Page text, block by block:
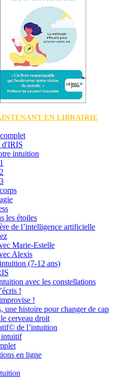
EN LIBRAIRIE
d'IRIS
intuition
les étoiles
de l’intelligence artificielle
Marie-Estelle
Alexis
(7-12 ans)
avec les constellations
!
!
une histoire pour changer de cap
cerveau droit
de l’intuition
intuitif
en ligne